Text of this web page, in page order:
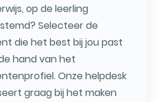
op de leerling
Selecteer de
die het best bij jou past
hand van het
Onze helpdesk
graag bij het maken